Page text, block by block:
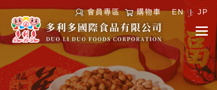
會員專區 購物車 EN | JP